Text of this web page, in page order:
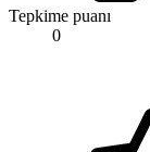
Tepkime puanı
0